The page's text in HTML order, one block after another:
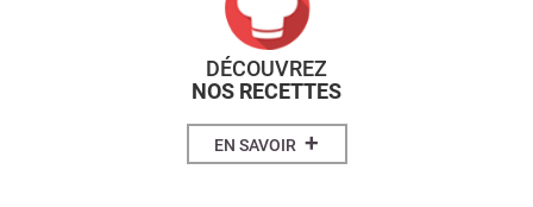
DÉCOUVREZ
NOS RECETTES
EN SAVOIR +